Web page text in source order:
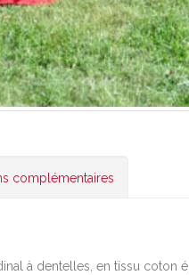
complémentaires
à dentelles, en tissu